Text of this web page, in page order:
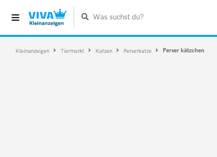
Was suchst du?
Kleinanzeigen Tiermarkt Katzen Perserkatze Perser kätzchen